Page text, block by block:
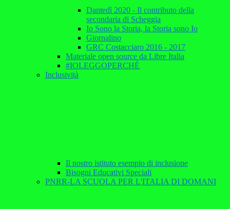
Dantedì 2020 - Il contributo della
secondaria di Scheggia
Io Sono la Storia, la Storia sono Io
Giornalino
GRC Costacciaro 2016 - 2017
Materiale open source da Libre Italia
#IOLEGGOPERCHÉ
Inclusività
Il nostro istituto esempio di inclusione
Bisogni Educativi Speciali
PNRR-LA SCUOLA PER L'ITALIA DI DOMANI